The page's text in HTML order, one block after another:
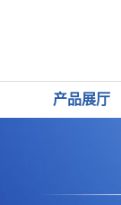
产品展厅